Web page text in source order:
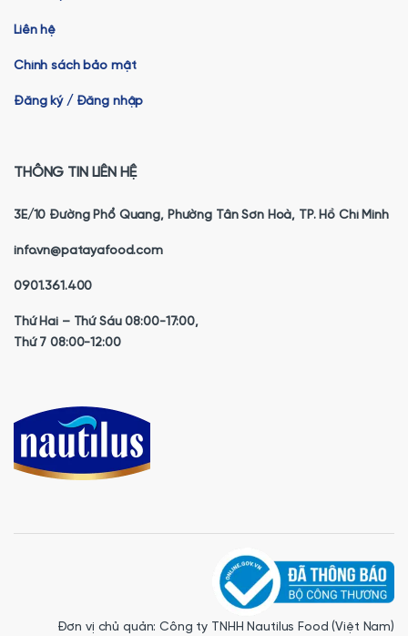
Liên hệ
Chính sách bảo mật
Đăng ký / Đăng nhập
THÔNG TIN LIÊN HỆ
3E/10 Đường Phổ Quang, Phường Tân Sơn Hoà, TP. Hồ Chí Minh
info.vn@patayafood.com
0901.361.400
Thứ Hai – Thứ Sáu 08:00-17:00,
Thứ 7 08:00-12:00
Đơn vị chủ quản: Công ty TNHH Nautilus Food (Việt Nam)